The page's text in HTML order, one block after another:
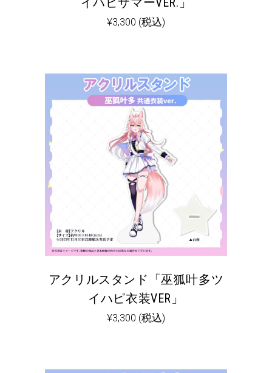
¥3,300 (税込)
アクリルスタンド「巫狐叶多ツ
イハピ衣装VER」
¥3,300 (税込)